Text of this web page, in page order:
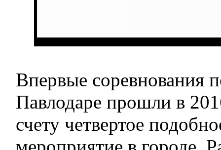
Впервые соревнования
Павлодаре прошли в
счету четвертое